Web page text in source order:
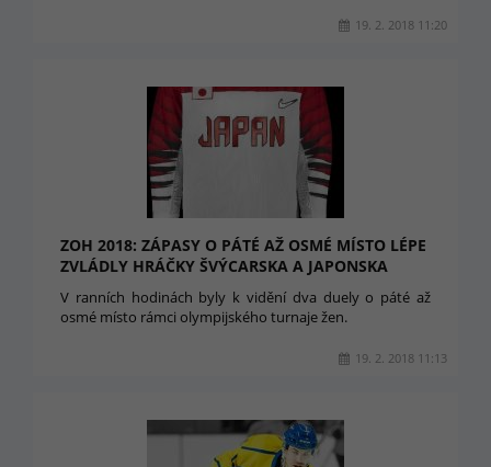
19. 2. 2018 11:20
ZOH 2018: ZÁPASY O PÁTÉ AŽ OSMÉ MÍSTO LÉPE
ZVLÁDLY HRÁČKY ŠVÝCARSKA A JAPONSKA
V ranních hodinách byly k vidění dva duely o páté až
osmé místo rámci olympijského turnaje žen.
19. 2. 2018 11:13